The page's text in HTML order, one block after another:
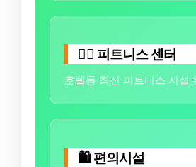
🏋️‍♀️ 피트니스 센터
호텔동 최신 피트니스 시설
🛍️ 편의시설